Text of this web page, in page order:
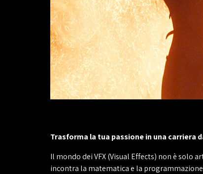
Trasforma la tua passione in una carriera
Il mondo dei VFX (Visual Effects) non è solo
incontra la matematica e la programmazione